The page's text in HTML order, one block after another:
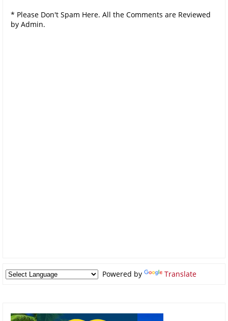
* Please Don't Spam Here. All the Comments are Reviewed
by Admin.
Powered by Translate